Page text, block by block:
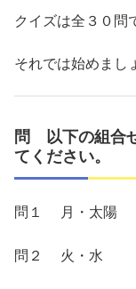
クイズは全３０問
それでは始めまし
問 以下の組合
てください。
問１ 月・太陽
問２ 火・水